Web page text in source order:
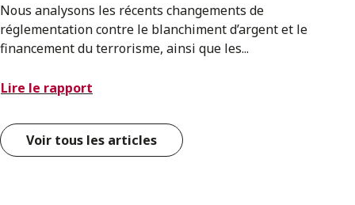
Nous analysons les récents changements de
réglementation contre le blanchiment d’argent et le
financement du terrorisme, ainsi que les...
Lire le rapport
Voir tous les articles